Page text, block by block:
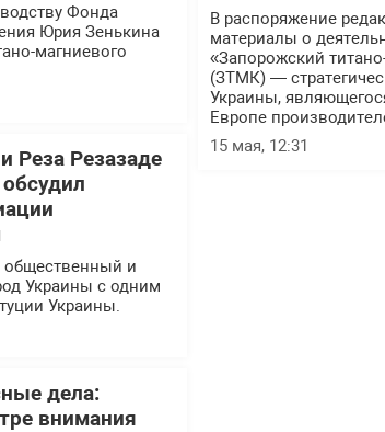
Фонда
Юрия Зенькина
магниевого
Реза Резазаде
и
Украины с одним
Украины.
дела:
внимания
В распоряжение
материалы о
«Запорожский
(ЗТМК) —
Украины,
Европе
15 мая, 12:31